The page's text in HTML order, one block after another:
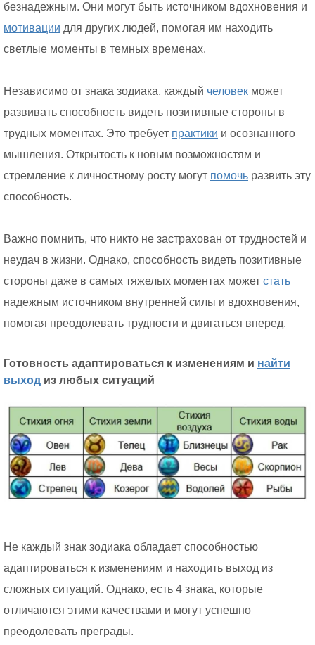
безнадежным. Они могут быть источником вдохновения и
мотивации для других людей, помогая им находить
светлые моменты в темных временах.
Независимо от знака зодиака, каждый человек может
развивать способность видеть позитивные стороны в
трудных моментах. Это требует практики и осознанного
мышления. Открытость к новым возможностям и
стремление к личностному росту могут помочь развить эту
способность.
Важно помнить, что никто не застрахован от трудностей и
неудач в жизни. Однако, способность видеть позитивные
стороны даже в самых тяжелых моментах может стать
надежным источником внутренней силы и вдохновения,
помогая преодолевать трудности и двигаться вперед.
Готовность адаптироваться к изменениям и найти
выход из любых ситуаций
Не каждый знак зодиака обладает способностью
адаптироваться к изменениям и находить выход из
сложных ситуаций. Однако, есть 4 знака, которые
отличаются этими качествами и могут успешно
преодолевать преграды.